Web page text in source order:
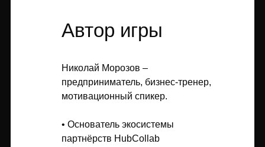
Автор игры
Николай Морозов –
предприниматель, бизнес-тренер,
мотивационный спикер.
• Основатель экосистемы
партнёрств HubCollab